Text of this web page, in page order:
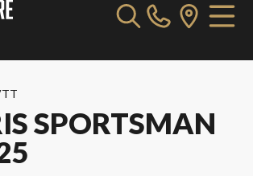
SPORTSMAN